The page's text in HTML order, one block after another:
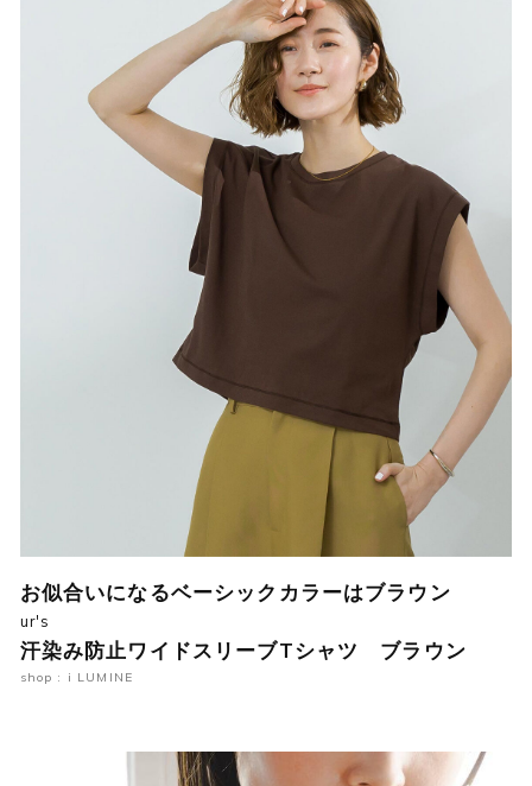
お似合いになるベーシックカラーはブラウン
ur's
汗染み防止ワイドスリーブTシャツ ブラウン
shop : i LUMINE